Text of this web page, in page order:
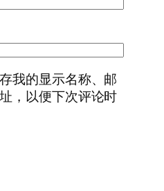
我的显示名称、邮
，以便下次评论时